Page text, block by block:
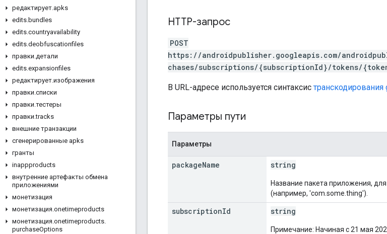
редактирует.apks
edits.bundles
edits.countryavailability
edits.deobfuscationfiles
правки.детали
edits.expansionfiles
редактирует.изображения
правки.списки
правки.тестеры
правки.tracks
внешние транзакции
сгенерированные apks
гранты
inappproducts
внутренние артефакты обмена
приложениями
монетизация
монетизация.onetimeproducts
монетизация.onetimeproducts.
purchaseOptions
HTTP-запрос
POST
https://androidpublisher.googleapis.com/
chases/subscriptions/{subscriptionId}/tokens/
В URL-адресе используется синтаксис транскодирования
Параметры пути
Параметры
packageName string
Название пакета приложения,
(например, 'com.some.thing').
subscriptionId string
Примечание: Начиная с 21 мая